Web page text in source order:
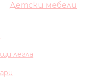
Детски мебели
легла